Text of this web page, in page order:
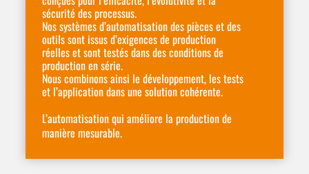
sécurité des processus.
Nos systèmes d’automatisation des pièces et des
outils sont issus d’exigences de production
réelles et sont testés dans des conditions de
production en série.
Nous combinons ainsi le développement, les tests
et l’application dans une solution cohérente.
L’automatisation qui améliore la production de
manière mesurable.